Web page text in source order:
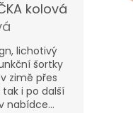
kolová
z 5 hvězdiček.
lichotivý
šortky
zimě přes
i po další
nabídce...